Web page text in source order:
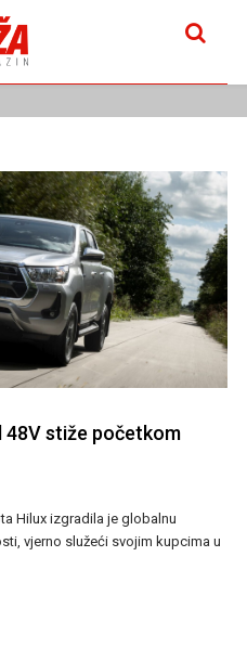
48V stiže početkom
Hilux izgradila je globalnu
vjerno služeći svojim kupcima u